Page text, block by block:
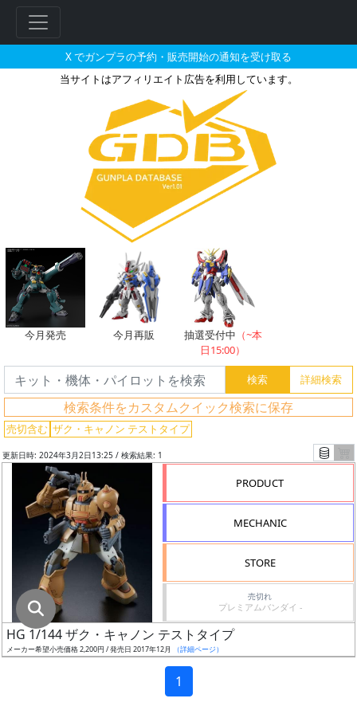
X でガンプラの予約・販売開始の通知を受け取る
当サイトはアフィリエイト広告を利用しています。
ザク・キャノン テストタイプの
今月発売 今月再販 抽選受付中 （~本
日15:00）
検索条件をカスタムクイック検索に保存
売切含む ザク・キャノン テストタイプ
ー
索
グ
レ
ド
成
形
色
更新日時: 2024年3月2日13:25 / 検索結果: 1
PRODUCT
MECHANIC
STORE
売切れ
プレミアムバンダイ -
HG 1/144 ザク・キャノン テストタイプ
メーカー希望小売価格 2,200円 / 発売日 2017年12月 （詳細ページ）
1